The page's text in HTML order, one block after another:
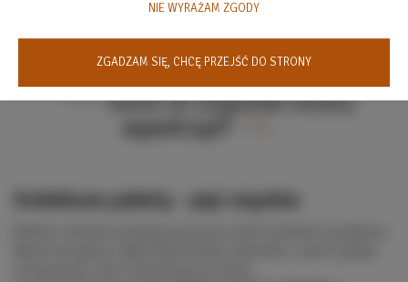
Które ze zmysłów chcesz
NIE WYRAŻAM ZGODY
ZGADZAM SIĘ, CHCĘ PRZEJŚĆ DO STRONY